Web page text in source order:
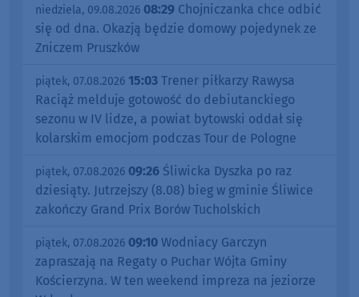
niedziela, 09.08.2026 08:29 Chojniczanka chce odbić
się od dna. Okazją będzie domowy pojedynek ze
Zniczem Pruszków
piątek, 07.08.2026 15:03 Trener piłkarzy Rawysa
Raciąż melduje gotowość do debiutanckiego
sezonu w IV lidze, a powiat bytowski oddał się
kolarskim emocjom podczas Tour de Pologne
piątek, 07.08.2026 09:26 Śliwicka Dyszka po raz
dziesiąty. Jutrzejszy (8.08) bieg w gminie Śliwice
zakończy Grand Prix Borów Tucholskich
piątek, 07.08.2026 09:10 Wodniacy Garczyn
zapraszają na Regaty o Puchar Wójta Gminy
Kościerzyna. W ten weekend impreza na jeziorze